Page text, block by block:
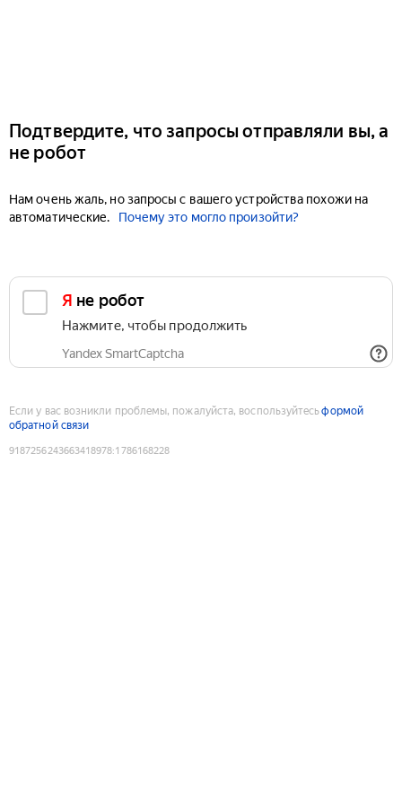
Подтвердите, что запросы отправляли вы, а
не робот
Нам очень жаль, но запросы с вашего устройства похожи на
автоматические.
Почему это могло произойти?
Я не робот
Нажмите, чтобы продолжить
Yandex SmartCaptcha
Если у вас возникли проблемы, пожалуйста, воспользуйтесьформой
обратной связи
9187256243663418978:1786168228